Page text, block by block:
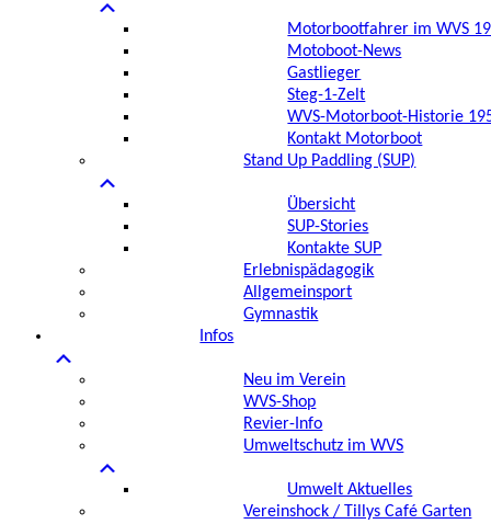
Motorbootfahrer im WVS
Motoboot-News
Gastlieger
Steg-1-Zelt
WVS-Motorboot-Historie
Kontakt Motorboot
Stand Up Paddling (SUP)
Übersicht
SUP-Stories
Kontakte SUP
Erlebnispädagogik
Allgemeinsport
Gymnastik
Infos
Neu im Verein
WVS-Shop
Revier-Info
Umweltschutz im WVS
Umwelt Aktuelles
Vereinshock / Tillys Café Garten